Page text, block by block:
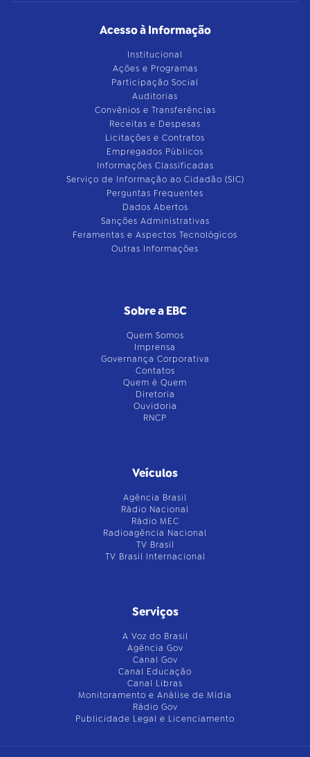
Acesso à Informação
Institucional
Ações e Programas
Participação Social
Auditorias
Convênios e Transferências
Receitas e Despesas
Licitações e Contratos
Empregados Públicos
Informações Classificadas
Serviço de Informação ao Cidadão (SIC)
Perguntas Frequentes
Dados Abertos
Sanções Administrativas
Feramentas e Aspectos Tecnológicos
Outras Informações
Sobre a EBC
Quem Somos
Imprensa
Governança Corporativa
Contatos
Quem é Quem
Diretoria
Ouvidoria
RNCP
Veículos
Agência Brasil
Rádio Nacional
Rádio MEC
Radioagência Nacional
TV Brasil
TV Brasil Internacional
Serviços
A Voz do Brasil
Agência Gov
Canal Gov
Canal Educação
Canal Libras
Monitoramento e Análise de Mídia
Rádio Gov
Publicidade Legal e Licenciamento